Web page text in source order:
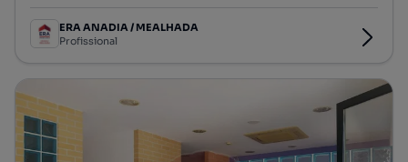
ERA ANADIA / MEALHADA
Profissional